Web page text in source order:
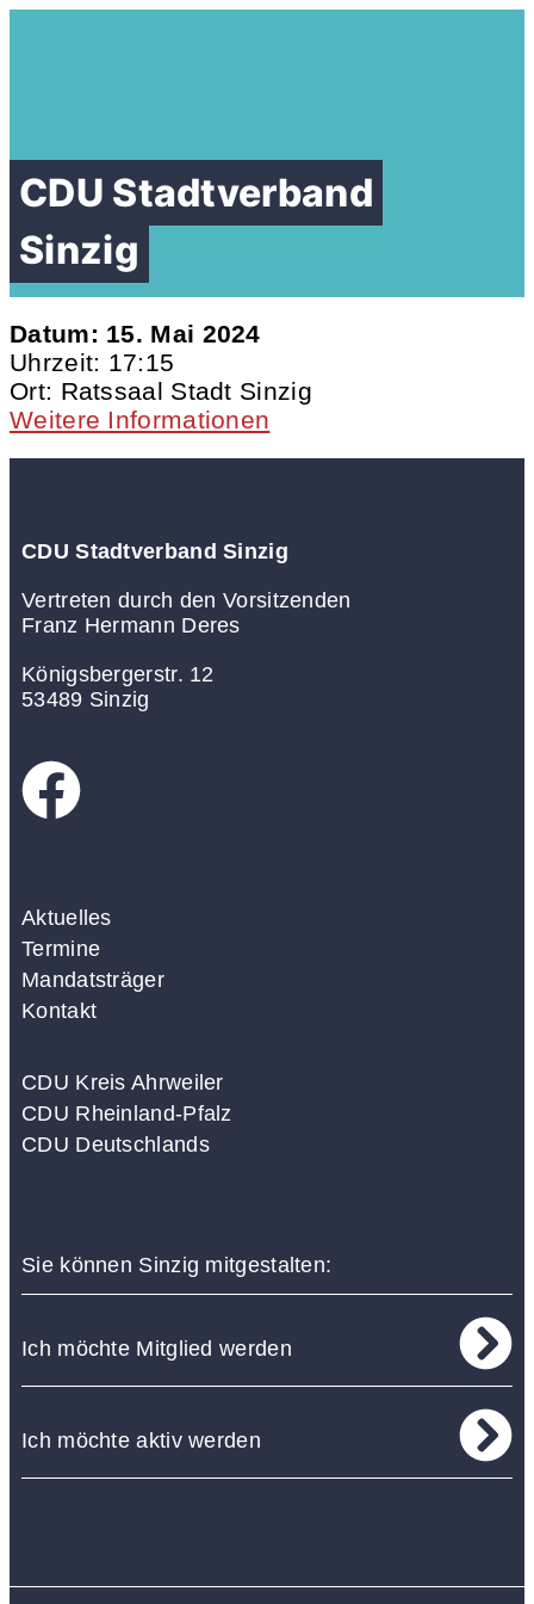
CDU Stadtverband
Sinzig
Datum: 15. Mai 2024
Uhrzeit: 17:15
Ort: Ratssaal Stadt Sinzig
Weitere Informationen
CDU Stadtverband Sinzig
Vertreten durch den Vorsitzenden
Franz Hermann Deres
Königsbergerstr. 12
53489 Sinzig
Aktuelles
Termine
Mandatsträger
Kontakt
CDU Kreis Ahrweiler
CDU Rheinland-Pfalz
CDU Deutschlands
Sie können Sinzig mitgestalten:
Ich möchte Mitglied werden
Ich möchte aktiv werden